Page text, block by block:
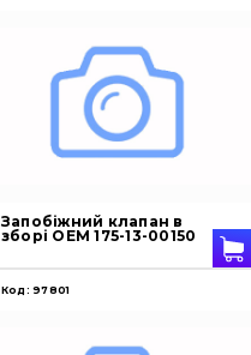
Запобіжний клапан в
зборі OEM 175-13-00150
Код: 97801